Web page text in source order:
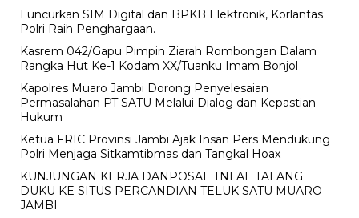
Luncurkan SIM Digital dan BPKB Elektronik, Korlantas
Polri Raih Penghargaan.
Kasrem 042/Gapu Pimpin Ziarah Rombongan Dalam
Rangka Hut Ke-1 Kodam XX/Tuanku Imam Bonjol
Kapolres Muaro Jambi Dorong Penyelesaian
Permasalahan PT SATU Melalui Dialog dan Kepastian
Hukum
Ketua FRIC Provinsi Jambi Ajak Insan Pers Mendukung
Polri Menjaga Sitkamtibmas dan Tangkal Hoax
KUNJUNGAN KERJA DANPOSAL TNI AL TALANG
DUKU KE SITUS PERCANDIAN TELUK SATU MUARO
JAMBI